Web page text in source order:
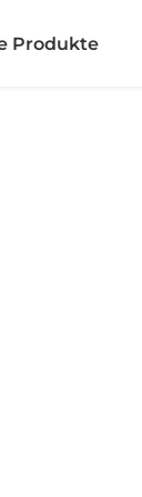
Produkte